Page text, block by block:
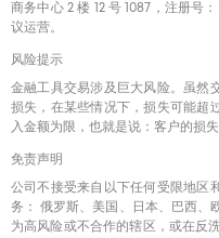
商务中心 2 楼 12 号 1087，注册号
议运营。
风险提示
金融工具交易涉及巨大风险。虽然
损失，在某些情况下，损失可能超
入金额为限，也就是说：客户的损
免责声明
公司不接受来自以下任何受限地区
务： 俄罗斯、美国、日本、巴西、
为高风险或不合作的辖区，或在反